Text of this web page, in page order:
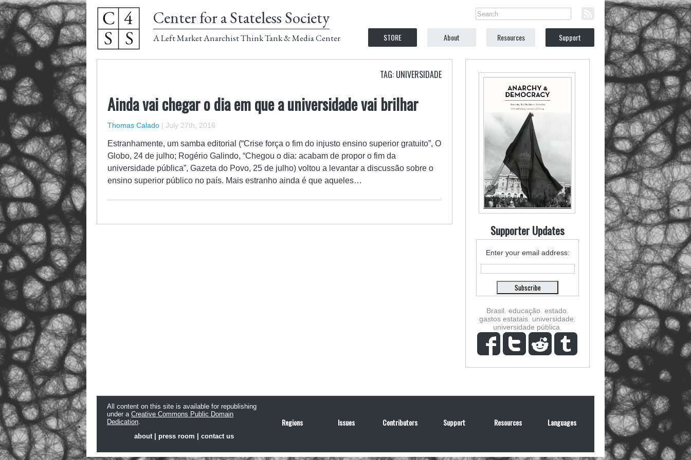
Center for a Stateless Society
A Left Market Anarchist Think Tank & Media Center STORE About Resources Support
TAG: UNIVERSIDADE
Ainda vai chegar o dia em que a universidade vai brilhar
Thomas Calado | July 27th, 2016
Estranhamente, um samba editorial (“Crise força o fim do injusto ensino superior gratuito”, O
Globo, 24 de julho; Rogério Galindo, “Chegou o dia: acabam de propor o fim da
universidade pública”, Gazeta do Povo, 25 de julho) voltou a levantar a discussão sobre o
ensino superior público no país. Mais estranho ainda é que aqueles…
Supporter Updates
Enter your email address:
Brasil educação estado
gastos estatais universidade
universidade pública
All content on this site is available for republishing
under a Creative Commons Public Domain
Dedication.
about| press room contact us
Regions Issues Contributors Support Resources Languages